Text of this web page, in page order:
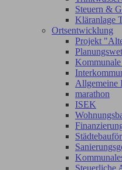
Steuern &
Kläranlage
Ortsentwicklung
Projekt
Allgemeine
marathon
ISEK
Steuerliche